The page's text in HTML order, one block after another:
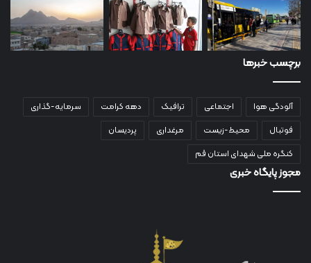
برچسب خبرها
آلودگی هوا اجتماعی ترافیک دهه کرامت
سرمایه-گذاری
فوتبال
محیط-زیست مرغداری
پردیسان
کنگره ملی شهدای استان قم
مجوز پایگاه خبری